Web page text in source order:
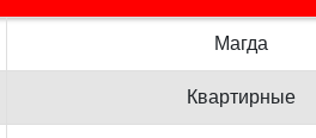
Магда
Квартирные